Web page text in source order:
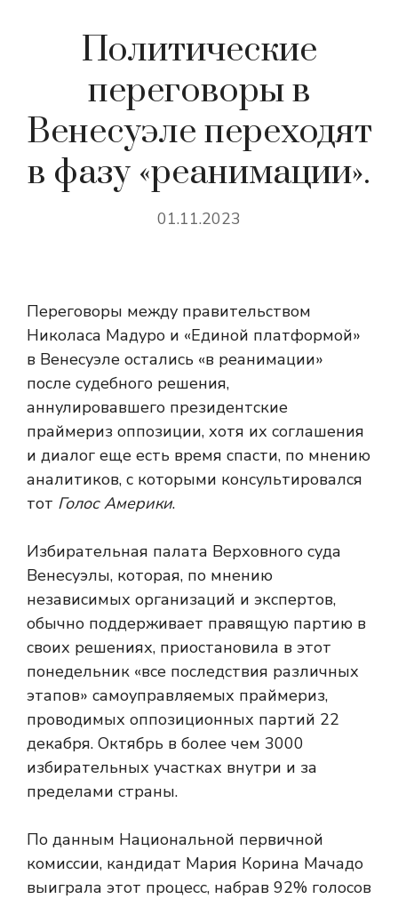
Политические
переговоры в
Венесуэле переходят
в фазу «реанимации».
01.11.2023
Переговоры между правительством
Николаса Мадуро и «Единой платформой»
в Венесуэле остались «в реанимации»
после судебного решения,
аннулировавшего президентские
праймериз оппозиции, хотя их соглашения
и диалог еще есть время спасти, по мнению
аналитиков, с которыми консультировался
тот Голос Америки.
Избирательная палата Верховного суда
Венесуэлы, которая, по мнению
независимых организаций и экспертов,
обычно поддерживает правящую партию в
своих решениях, приостановила в этот
понедельник «все последствия различных
этапов» самоуправляемых праймериз,
проводимых оппозиционных партий 22
декабря. Октябрь в более чем 3000
избирательных участках внутри и за
пределами страны.
По данным Национальной первичной
комиссии, кандидат Мария Корина Мачадо
выиграла этот процесс, набрав 92% голосов